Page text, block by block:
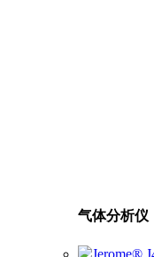
气体分析仪